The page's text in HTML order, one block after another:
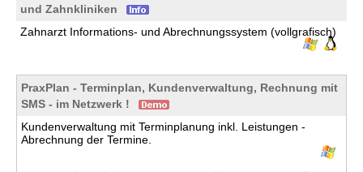
und Zahnkliniken
Zahnarzt Informations- und Abrechnungssystem (vollgrafisch)
PraxPlan - Terminplan, Kundenverwaltung, Rechnung mit
SMS - im Netzwerk !
Kundenverwaltung mit Terminplanung inkl. Leistungen -
Abrechnung der Termine.